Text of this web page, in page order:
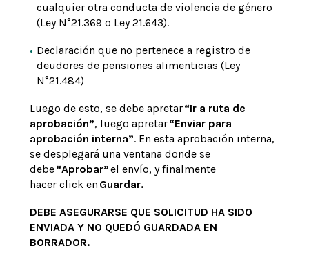
cualquier otra conducta de violencia de género
(Ley N°21.369 o Ley 21.643).
Declaración que no pertenece a registro de
deudores de pensiones alimenticias (Ley
N°21.484)
Luego de esto, se debe apretar“Ir a ruta de
aprobación”, luego apretar“Enviar para
aprobación interna”. En esta aprobación interna,
se desplegará una ventana donde se
debe“Aprobar”el envío, y finalmente
hacer click en Guardar.
DEBE ASEGURARSE QUE SOLICITUD HA SIDO
ENVIADA Y NO QUEDÓ GUARDADA EN
BORRADOR.